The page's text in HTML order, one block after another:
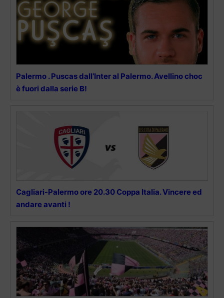
Palermo . Puscas dall’Inter al Palermo. Avellino choc
è fuori dalla serie B!
Cagliari-Palermo ore 20.30 Coppa Italia. Vincere ed
andare avanti !